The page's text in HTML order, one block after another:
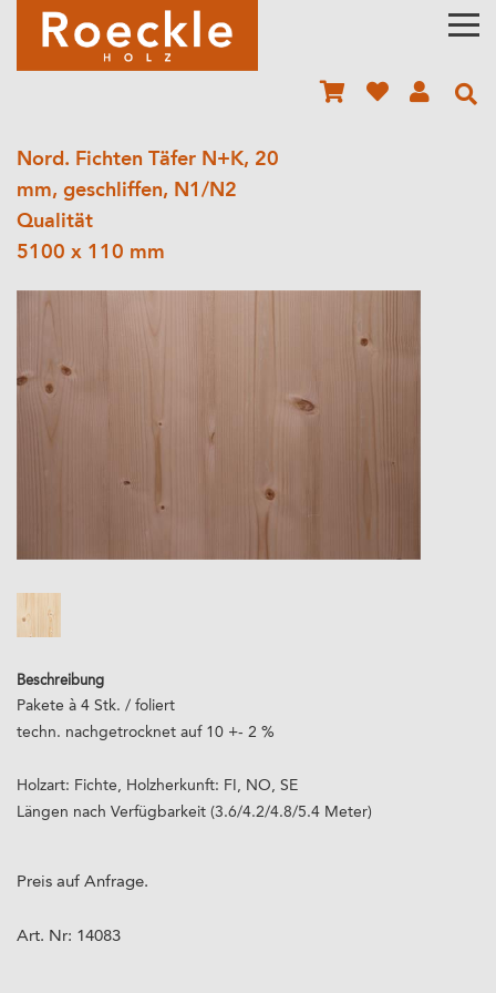
Nord. Fichten Täfer N+K, 20
mm, geschliffen, N1/N2
Qualität
5100 x 110 mm
Beschreibung
Pakete à 4 Stk. / foliert
techn. nachgetrocknet auf 10 +- 2 %
Holzart: Fichte, Holzherkunft: FI, NO, SE
Längen nach Verfügbarkeit (3.6/4.2/4.8/5.4 Meter)
Preis auf Anfrage.
Art. Nr: 14083